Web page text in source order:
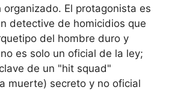
organizado. El protagonista es
detective de homicidios que
del hombre duro y
es solo un oficial de la ley;
de un "hit squad"
muerte) secreto y no oficial